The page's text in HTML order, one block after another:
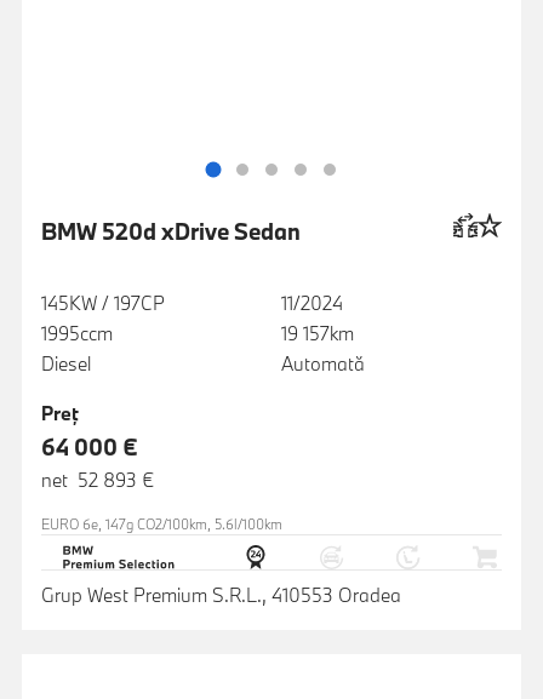
BMW 520d xDrive Sedan
145KW / 197CP
1995ccm
Diesel
11/2024
19 157km
Automată
Preţ
64 000 €
net 52 893 €
EURO 6e, 147g CO2/100km, 5.6l/100km
Grup West Premium S.R.L., 410553 Oradea